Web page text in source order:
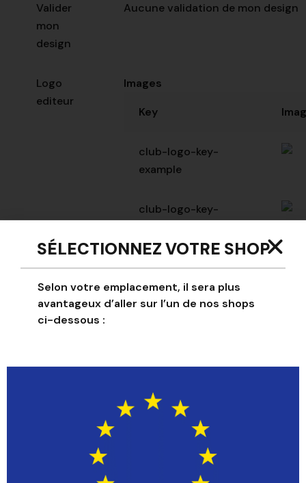
Valider
mon
design
Aucune validation de mon design
Logo
editeur
Images
Key
club-logo-key-
example
club-logo-key-
club-logo-key-
example
example
club-logo-key-
SÉLECTIONNEZ VOTRE SHOP
Selon votre emplacement, il sera plus
avantageux d’aller sur l’un de nos shops
ci-dessous :